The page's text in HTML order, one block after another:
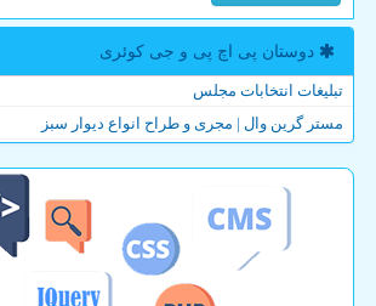
دوستان پی اچ پی و جی كوئری
تبلیغات انتخابات مجلس
مستر گرین وال | مجری و طراح انواع دیوار سبز